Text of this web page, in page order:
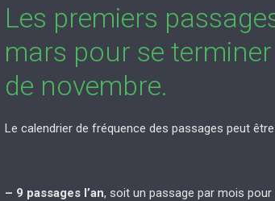
Les premiers
mars pour se
de novembre.
Le calendrier de fréquence des passages peut
– 9 passages l’an, soit un passage par mois